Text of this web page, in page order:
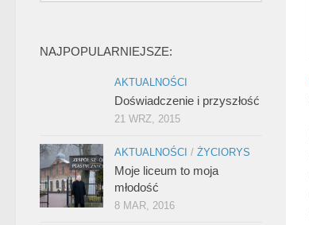
NAJPOPULARNIEJSZE:
AKTUALNOŚCI
Doświadczenie i przyszłość
21 WRZ, 2015
AKTUALNOŚCI / ŻYCIORYS
Moje liceum to moja
młodość
8 MAR, 2016